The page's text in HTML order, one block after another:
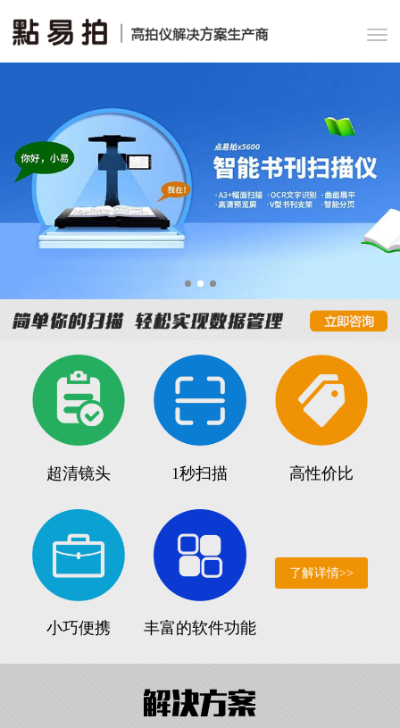
超清镜头 1秒扫描 高性价比
小巧便携 丰富的软件功能
了解详情>>